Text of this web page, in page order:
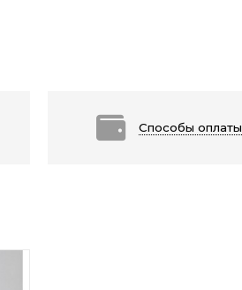
Способы оплаты